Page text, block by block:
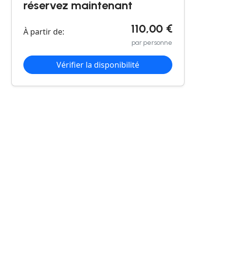
réservez maintenant
À partir de: 110,00 €
par personne
Vérifier la disponibilité